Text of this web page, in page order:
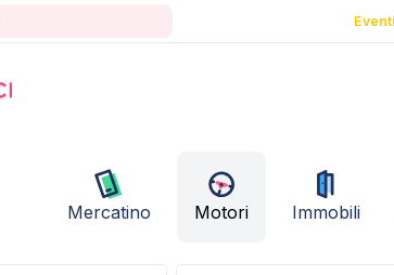
Eventi
Mercatino Motori Immobili